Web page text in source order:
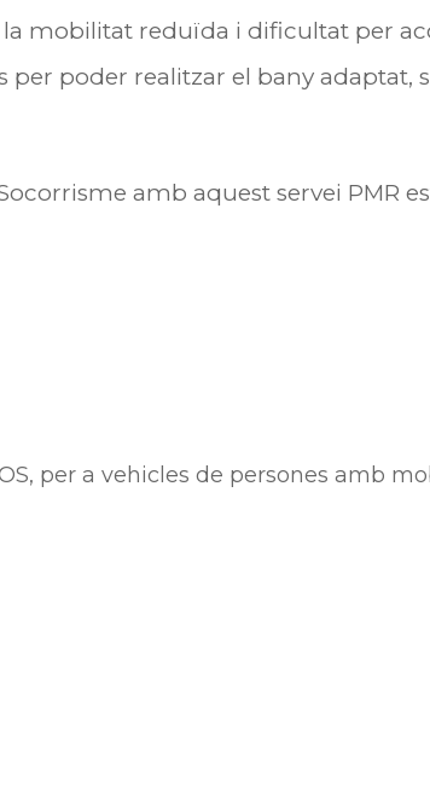
mobilitat reduïda i dificultat per
poder realitzar el bany adaptat,
amb aquest servei PMR
per a vehicles de persones amb